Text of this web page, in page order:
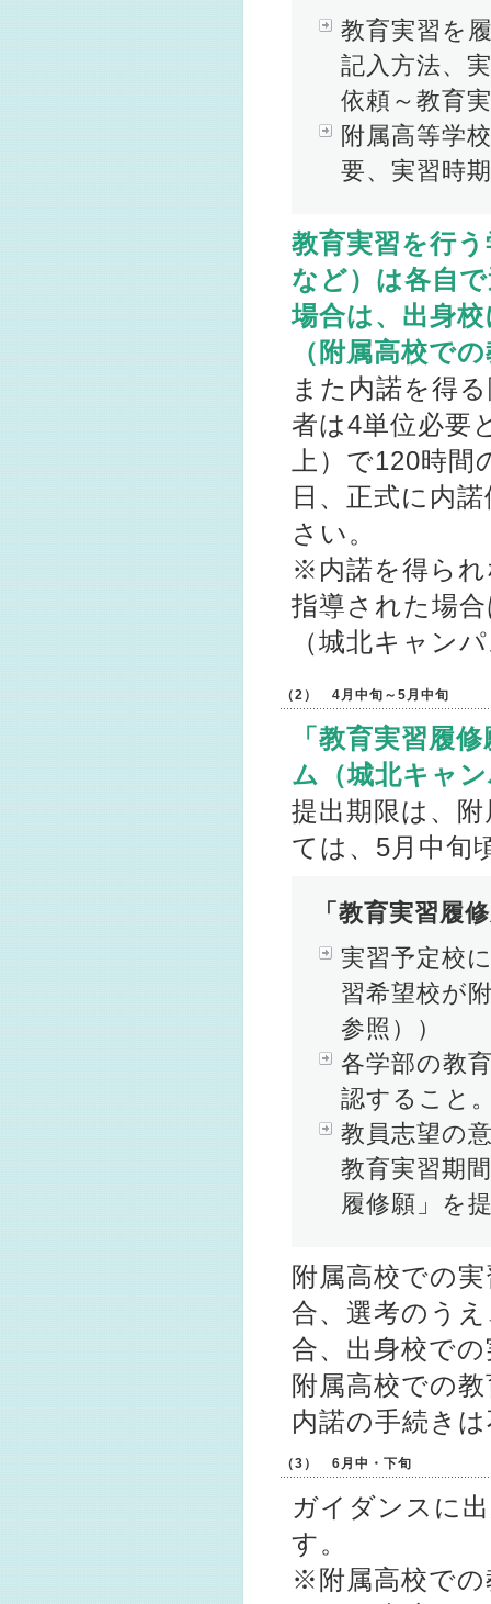
教育実習を
記入方法、
依頼～教育
附属高等学
要、実習時
教育実習を行
など）は各自
場合は、出身
（附属高校で
また内諾を得
者は4単位必要
上）で120時
日、正式に内
さい。
※内諾を得られ
指導された場
（城北キャン
（2） 4月中旬～5月中旬
「教育実習履
ム（城北キャ
提出期限は、
ては、5月中旬
「教育実習履
実習予定校
習希望校が
参照））
各学部の教
認すること
教員志望の
教育実習期
履修願」を
附属高校での
合、選考のう
合、出身校で
附属高校での
内諾の手続き
（3） 6月中・下旬
ガイダンスに
す。
※附属高校での